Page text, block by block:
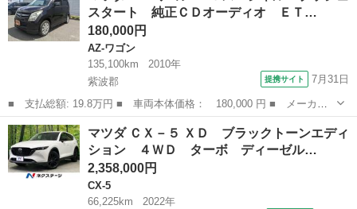
レーンキー...
スタート 純正ＣＤオーディオ ＥＴ…
180,000円
AZ-ワゴン
135,100km
2010年
紫波郡
提携サイト 7月31日
■ 支払総額: 19.8万円 ■ 車両本体価格： 180,000 円 ■ メーカー
名： マツダ ■ 車種名： ＡＺワゴン ■ グレード名： ＸＳスペ
シャル プッシュスタート 純正ＣＤオーディオ ＥＴＣ スマート
キー ■ 排...
岩手 紫波郡 AZ-ワゴン
マツダ ＣＸ－５ ＸＤ ブラックトーンエディ
ション ４ＷＤ ターボ ディーゼル…
2,358,000円
CX-5
66,225km
2022年